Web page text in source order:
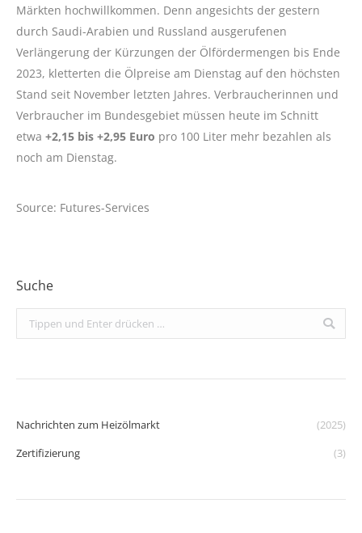
Märkten hochwillkommen. Denn angesichts der gestern
durch Saudi-Arabien und Russland ausgerufenen
Verlängerung der Kürzungen der Ölfördermengen bis Ende
2023, kletterten die Ölpreise am Dienstag auf den höchsten
Stand seit November letzten Jahres. Verbraucherinnen und
Verbraucher im Bundesgebiet müssen heute im Schnitt
etwa +2,15 bis +2,95 Euro pro 100 Liter mehr bezahlen als
noch am Dienstag.
Source: Futures-Services
Suche
Search:
Nachrichten zum Heizölmarkt
(2025)
Zertifizierung
(3)